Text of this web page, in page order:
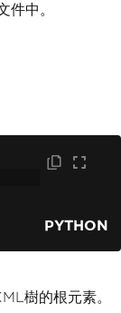
中。
PYTHON
樹的根元素。